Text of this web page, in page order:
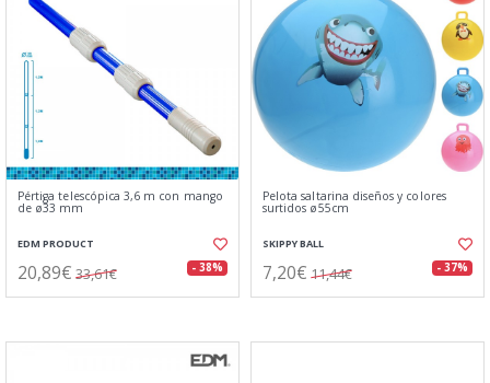
Pértiga telescópica 3,6 m con mango
de ø33 mm
EDM PRODUCT
20,89€ 33,61€ - 38%
Pelota saltarina diseños y colores
surtidos ø55cm
SKIPPY BALL
7,20€ 11,44€ - 37%